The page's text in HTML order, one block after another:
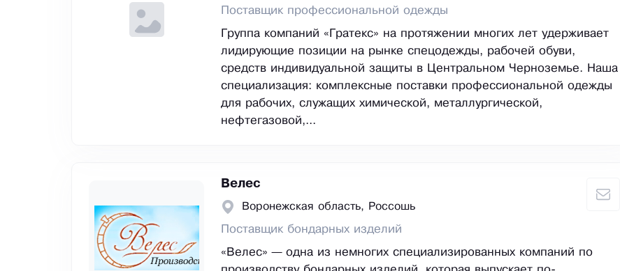
Поставщик профессиональной одежды
Группа компаний «Гратекс» на протяжении многих лет удерживает
лидирующие позиции на рынке спецодежды, рабочей обуви,
средств индивидуальной защиты в Центральном Черноземье. Наша
специализация: комплексные поставки профессиональной одежды
для рабочих, служащих химической, металлургической,
нефтегазовой,...
Велес
Воронежская область, Россошь
Поставщик бондарных изделий
«Велес» — одна из немногих специализированных компаний по